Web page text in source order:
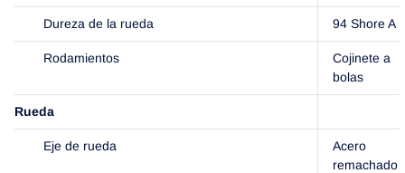
Dureza de la rueda 94 Shore A
Rodamientos
Cojinete a
bolas
Rueda
Eje de rueda
Acero
remachado